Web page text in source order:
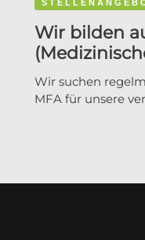
Wir bilden
Wir suchen
MFA für unsere